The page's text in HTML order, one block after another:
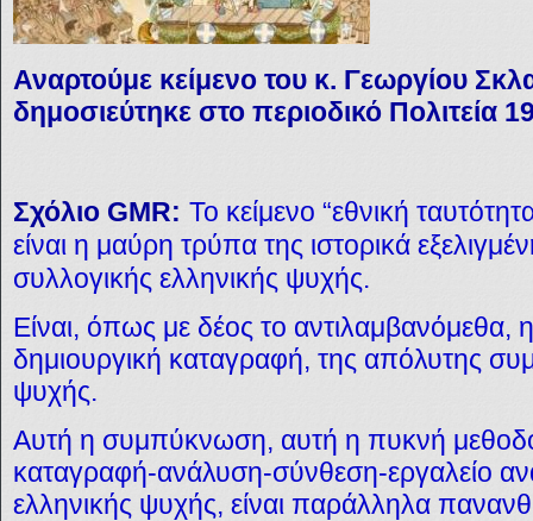
Αναρτούμε κείμενο του κ. Γεωργίου
δημοσιεύτηκε στο περιοδικό Πολιτεία
Σχόλιο GMR: Το κείμενο “εθνική
είναι η μαύρη τρύπα της ιστορικά
συλλογικής ελληνικής ψυχής.
Είναι, όπως με δέος το
δημιουργική καταγραφή, της απόλυτης
ψυχής.
Αυτή η συμπύκνωση, αυτή η πυκνή
καταγραφή-ανάλυση-σύνθεση-εργαλείο
ελληνικής ψυχής, είναι παράλληλα